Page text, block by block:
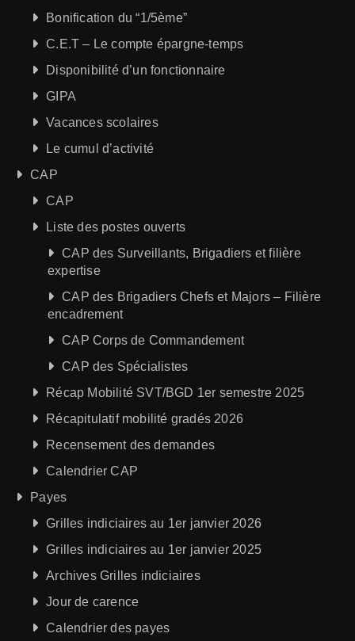
Bonification du “1/5ème”
C.E.T – Le compte épargne-temps
Disponibilité d’un fonctionnaire
GIPA
Vacances scolaires
Le cumul d’activité
CAP
CAP
Liste des postes ouverts
CAP des Surveillants, Brigadiers et filière
expertise
CAP des Brigadiers Chefs et Majors – Filière
encadrement
CAP Corps de Commandement
CAP des Spécialistes
Récap Mobilité SVT/BGD 1er semestre 2025
Récapitulatif mobilité gradés 2026
Recensement des demandes
Calendrier CAP
Payes
Grilles indiciaires au 1er janvier 2026
Grilles indiciaires au 1er janvier 2025
Archives Grilles indiciaires
Jour de carence
Calendrier des payes